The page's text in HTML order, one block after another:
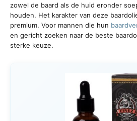
zowel de baard als de huid eronder
houden. Het karakter van deze
premium. Voor mannen die hun
en gericht zoeken naar de beste
sterke keuze.